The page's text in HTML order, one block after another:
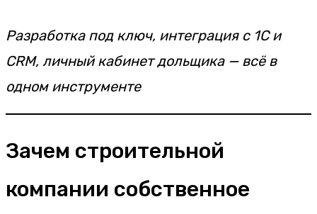
Разработка под ключ, интеграция с 1С и
CRM, личный кабинет дольщика — всё в
одном инструменте
Зачем строительной
компании собственное